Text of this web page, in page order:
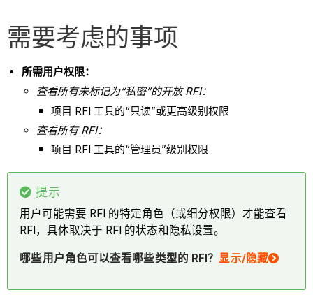
需要考虑的事项
所需用户权限：
查看所有未标记为“私密”的开放 RFI：
项目 RFI 工具的“只读”或更高级别权限
查看所有 RFI：
项目 RFI 工具的“管理员”级别权限
提示
用户可能需要 RFI 的特定角色（或细分权限）才能查看
RFI，具体取决于 RFI 的状态和隐私设置。
哪些用户角色可以查看哪些类型的 RFI？显示/隐藏